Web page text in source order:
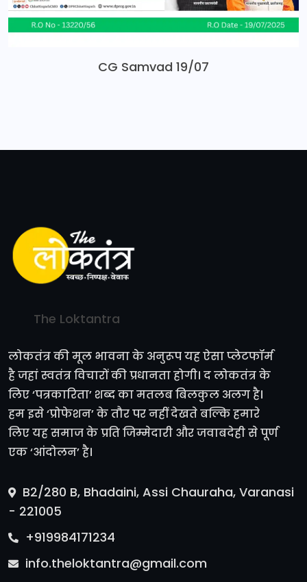
CG Samvad 19/07
The Loktantra
लोकतंत्र की मूल भावना के अनुरूप यह ऐसा प्लेटफॉर्म
है जहां स्वतंत्र विचारों की प्रधानता होगी। द लोकतंत्र के
लिए ‘पत्रकारिता’ शब्द का मतलब बिलकुल अलग है।
हम इसे ‘प्रोफेशन’ के तौर पर नहीं देखते बल्कि हमारे
लिए यह समाज के प्रति जिम्मेदारी और जवाबदेही से पूर्ण
एक ‘आंदोलन’ है।
B2/280 B, Bhadaini, Assi Chauraha, Varanasi
- 221005
+919984171234
info.theloktantra@gmail.com